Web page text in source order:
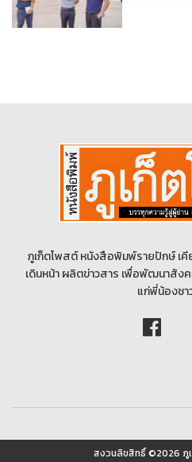
ภูเก็ตโพสต์ หนังสือพิมพ์รายปักษ์ เคีย
เดินหน้า ผลิตข่าวสาร เพื่อพัฒนาสัง
แก่พี่น้องชา
สงวนลิขสิทธิ์ ©2026 ภู